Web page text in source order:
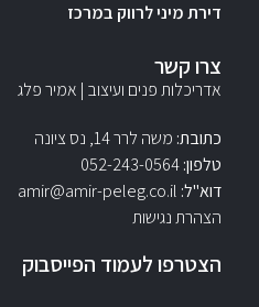
דירת מיני לרווק במרכז
צרו קשר
אדריכלות פנים ועיצוב | אמיר פלג
כתובת: משה לרר 14, נס ציונה
טלפון:052-243-0564‏
דוא"ל: amir@amir-peleg.co.il
הצהרת נגישות
הצטרפו לעמוד הפייסבוק